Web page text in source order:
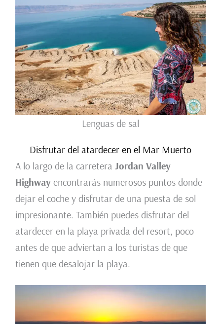
Lenguas de sal
Disfrutar del atardecer en el Mar Muerto
A lo largo de la carretera Jordan Valley
Highway encontrarás numerosos puntos donde
dejar el coche y disfrutar de una puesta de sol
impresionante. También puedes disfrutar del
atardecer en la playa privada del resort, poco
antes de que adviertan a los turistas de que
tienen que desalojar la playa.